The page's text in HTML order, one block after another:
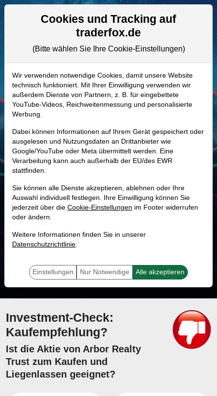
Aktien- und Artikelsuche
A0CAPU | ABR–Arbor Realty Trust
Aktie
Realtime-Aktienkurs:
- - -
-
Marktkapitalisierung 998,09 Mio. USD
Unternehmenswert
Umsatz 501,25 Mio. USD
12.2 %
mit dieser Aktie erfolgreich sein.
Investment-Check:
Kaufempfehlung?
Ist die Aktie von Arbor Realty
Trust zum Kaufen und
Liegenlassen geeignet?
Cookies und Tracking auf
traderfox.de
(Bitte wählen Sie Ihre Cookie-Einstellungen)
Wir verwenden notwendige Cookies, damit unsere Website
technisch funktioniert. Mit Ihrer Einwilligung verwenden wir
außerdem Dienste von Partnern, z. B. für eingebettete
YouTube-Videos, Reichweitenmessung und personalisierte
Werbung.
Dabei können Informationen auf Ihrem Gerät gespeichert oder
ausgelesen und Nutzungsdaten an Drittanbieter wie
Google/YouTube oder Meta übermittelt werden. Eine
Verarbeitung kann auch außerhalb der EU/des EWR
stattfinden.
Sie können alle Dienste akzeptieren, ablehnen oder Ihre
Auswahl individuell festlegen. Ihre Einwilligung können Sie
jederzeit über die Cookie-Einstellungen im Footer widerrufen
oder ändern.
Weitere Informationen finden Sie in unserer
Datenschutzrichtlinie.
Einstellungen Nur Notwendige Alle akzeptieren